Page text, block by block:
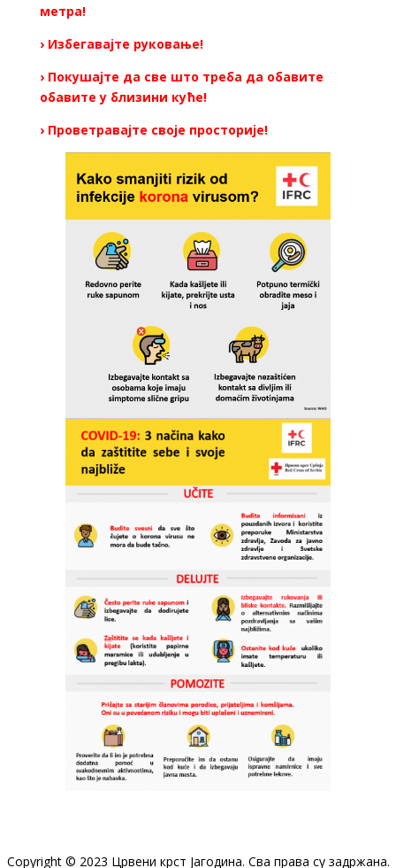
метра!
› Избегавајте руковање!
› Покушајте да све што треба да обавите
обавите у близини куће!
› Проветравајте своје просторије!
Copyright © 2023 Црвени крст Јагодина. Сва права су задржана.